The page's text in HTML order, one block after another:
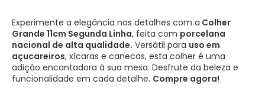
Experimente a elegância nos detalhes com a Colher
Grande 11cm Segunda Linha, feita com porcelana
nacional de alta qualidade. Versátil para uso em
açucareiros, xícaras e canecas, esta colher é uma
adição encantadora à sua mesa. Desfrute da beleza e
funcionalidade em cada detalhe. Compre agora!